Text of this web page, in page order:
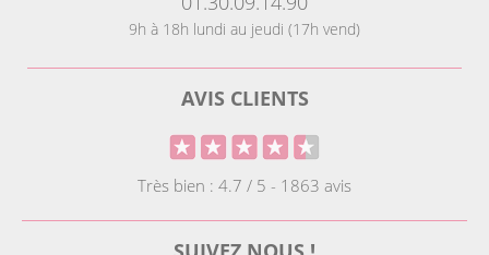
9h à 18h lundi au jeudi (17h vend)
AVIS CLIENTS
Très bien : 4.7 / 5 - 1863 avis